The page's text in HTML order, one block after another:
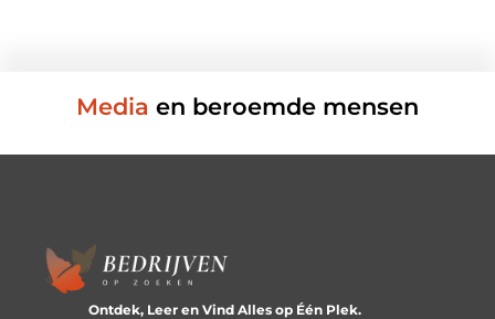
Media en beroemde mensen
Ontdek, Leer en Vind Alles op Één Plek.